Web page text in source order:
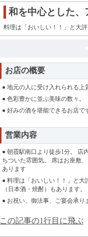
和を中心とした、
料理は「おいしい！！」と大
お店の概要
● 地元の人に受け入れられる上
● 色彩豊かに並ぶ美味の数々。
● 好みの酒を堪能できるお店で
営業内容
● 朝霞駅南口より徒歩1分。 店
ちついた雰囲気。 席はお座敷
あります
● 料理は「おいしい！！」と大
（日本酒・焼酎）もあります。
● お祝い、御法事、ご宴会承り
この記事の1行目に飛ぶ